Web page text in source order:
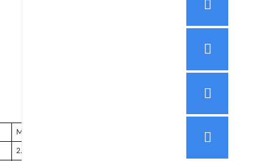
M22
2.5